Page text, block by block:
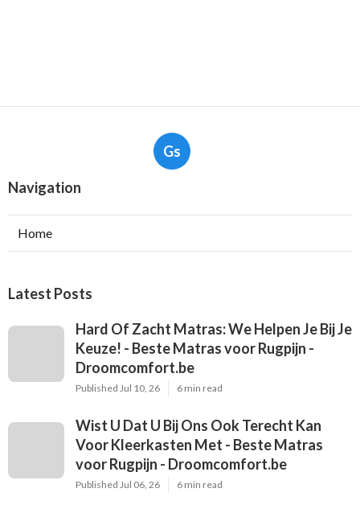
Gs
Navigation
Home
Latest Posts
Hard Of Zacht Matras: We Helpen Je Bij Je
Keuze! - Beste Matras voor Rugpijn -
Droomcomfort.be
Published Jul 10, 26 6 min read
Wist U Dat U Bij Ons Ook Terecht Kan
Voor Kleerkasten Met - Beste Matras
voor Rugpijn - Droomcomfort.be
Published Jul 06, 26 6 min read